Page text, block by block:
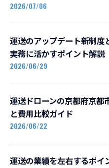
2026/07/06
運送のアップデート新制度
実務に活かすポイント解説
2026/06/29
運送ドローンの京都府京都
と費用比較ガイド
2026/06/22
運送の業績を左右するポイ